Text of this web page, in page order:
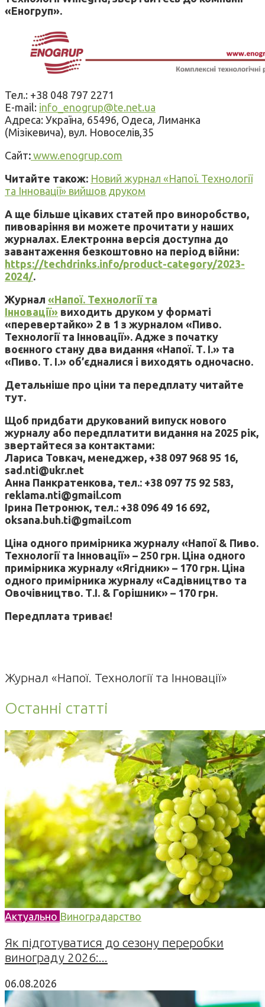
«Еногруп».
Тел.: +38 048 797 2271
E-mail: info_enogrup@te.net.ua
Адреса: Україна, 65496, Одеса, Лиманка
(Мізікевича), вул. Новоселів,35
Сайт: www.enogrup.com
Читайте також: Новий журнал «Напої. Технології
та Інновації» вийшов друком
А ще більше цікавих статей про виноробство,
пивоваріння ви можете прочитати у наших
журналах. Електронна версія доступна до
завантаження безкоштовно на період війни:
https://techdrinks.info/product-category/2023-
2024/.
Журнал «Напої. Технології та
Інновації» виходить друком у форматі
«перевертайко» 2 в 1 з журналом «Пиво.
Технології та Інновації». Адже з початку
воєнного стану два видання «Напої. Т. І.» та
«Пиво. Т. І.» об’єдналися і виходять одночасно.
Детальніше про ціни та передплату читайте
тут.
Щоб придбати друкований випуск нового
журналу або передплатити видання на 2025 рік,
звертайтеся за контактами:
Лариса Товкач, менеджер, +38 097 968 95 16,
sad.nti@ukr.net
Анна Панкратенкова, тел.: +38 097 75 92 583,
reklama.nti@gmail.com
Ірина Петронюк, тел.: +38 096 49 16 692,
oksana.buh.ti@gmail.com
Ціна одного примірника журналу «Напої & Пиво.
Технології та Інновації» – 250 грн. Ціна одного
примірника журналу «Ягідник» – 170 грн. Ціна
одного примірника журналу «Садівництво та
Овочівництво. Т.І. & Горішник» – 170 грн.
Передплата триває!
Журнал «Напої. Технології та Інновації»
Останні статті
Актуально Виноградарство
Як підготуватися до сезону переробки
винограду 2026:...
06.08.2026